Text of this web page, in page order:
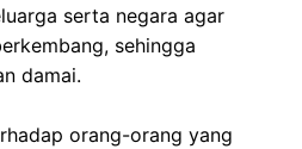
serta negara agar
sehingga
damai.
orang-orang yang